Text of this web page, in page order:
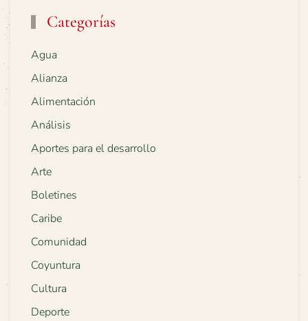
Categorías
Agua
Alianza
Alimentación
Análisis
Aportes para el desarrollo
Arte
Boletines
Caribe
Comunidad
Coyuntura
Cultura
Deporte